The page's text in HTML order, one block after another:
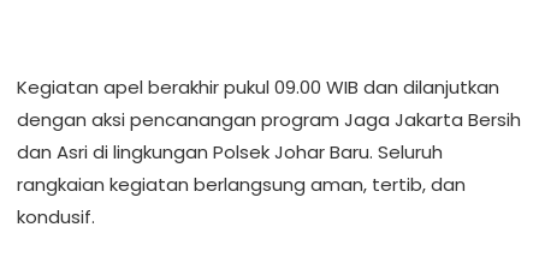
Kegiatan apel berakhir pukul 09.00 WIB dan dilanjutkan
dengan aksi pencanangan program Jaga Jakarta Bersih
dan Asri di lingkungan Polsek Johar Baru. Seluruh
rangkaian kegiatan berlangsung aman, tertib, dan
kondusif.